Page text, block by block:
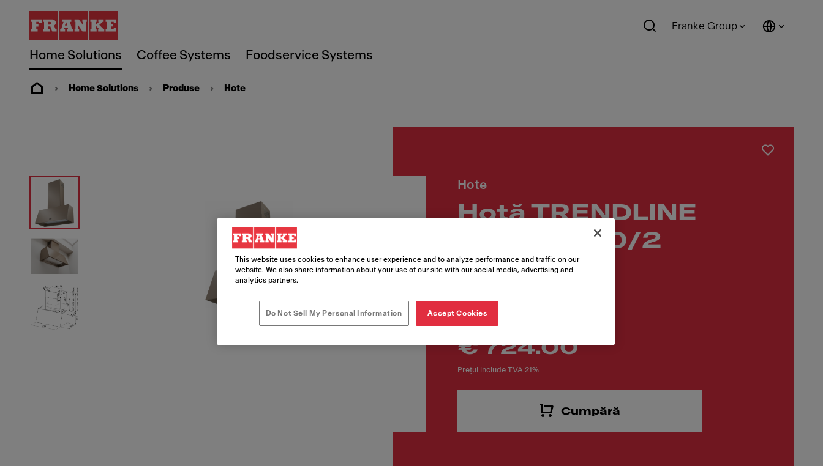
Home Solutions Coffee Systems Foodservice Systems
Franke Group
Home Solutions Produse Hote
Hote
Hotă TRENDLINE
PLUS OY 70/2
€ 724.00
Prețul include TVA 21%
Cumpără
This website uses cookies to enhance user experience and to analyze performance and traffic on our
website. We also share information about your use of our site with our social media, advertising and
analytics partners.
Do Not Sell My Personal Information Accept Cookies